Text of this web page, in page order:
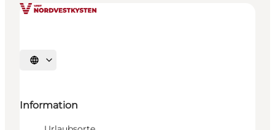
Sprache auswählen
Information